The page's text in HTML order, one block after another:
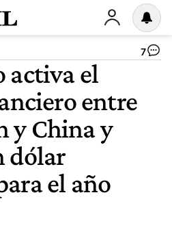
7
activa el
entre
y China y
dólar
el año